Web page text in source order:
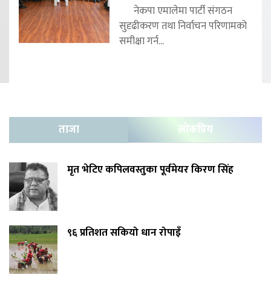
नेकपा एमालेमा पार्टी संगठन
सुदृढीकरण तथा निर्वाचन परिणामको
समीक्षा गर्न...
ताजा लोकप्रिय
मृत भेटिए कपिलवस्तुका पूर्वमेयर किरण सिंह
९६ प्रतिशत सकियो धान रोपाइँ